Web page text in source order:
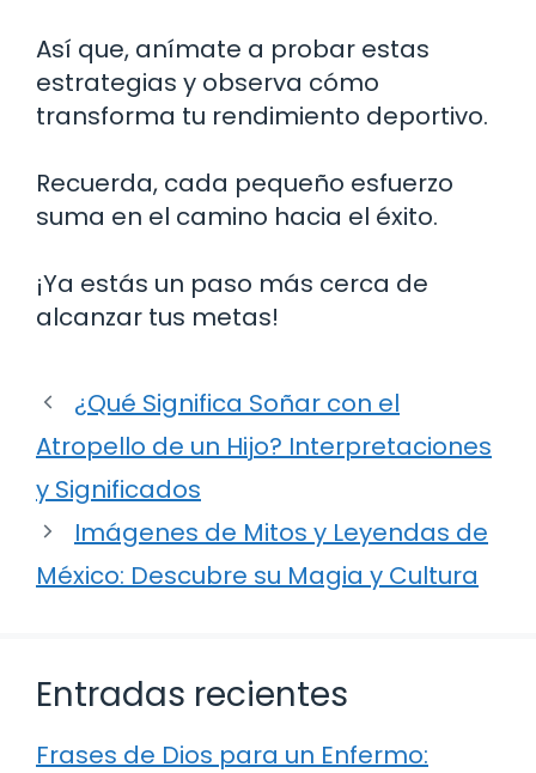
Así que, anímate a probar estas
estrategias y observa cómo
transforma tu rendimiento deportivo.
Recuerda, cada pequeño esfuerzo
suma en el camino hacia el éxito.
¡Ya estás un paso más cerca de
alcanzar tus metas!
¿Qué Significa Soñar con el
Atropello de un Hijo? Interpretaciones
y Significados
Imágenes de Mitos y Leyendas de
México: Descubre su Magia y Cultura
Entradas recientes
Frases de Dios para un Enfermo: